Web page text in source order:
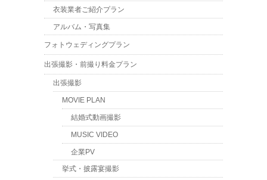
衣装業者ご紹介プラン
アルバム・写真集
フォトウェディングプラン
出張撮影・前撮り料金プラン
出張撮影
MOVIE PLAN
結婚式動画撮影
MUSIC VIDEO
企業PV
挙式・披露宴撮影